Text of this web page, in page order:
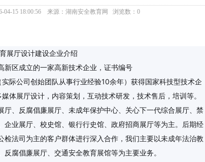
选择？
• 哪个品牌蛋白粉比较好？2026实测品牌蛋白粉：高纯
各界的监督！
04-15 18:00:56来源： 湖南安全教育网 浏览数： 0
建设企业介绍
新区成立的一家高新技术企业，证书编号
际公司创始团队从事行业经验10余年）获得国家科技型技术企
体展厅设计，内容策划，互动技术研发，技术售后，培训等。
、反腐倡廉展厅、未成年保护中心、关心下一代综合展厅、禁
业展厅、校史馆、银行行史馆、政府招商展厅等为主。后期经
法司为主的客户群体进行深入合作，我们主要以未成年法治教
腐倡廉展厅、交通安全教育展馆等为主要业务。